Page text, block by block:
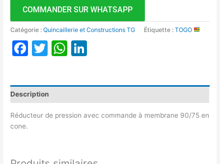
COMMANDER SUR WHATSAPP
Catégorie :Quincaillerie et Constructions TG Étiquette :TOGO
Facebook
TwitterWhatsApp
Description
Réducteur de pression avec commande à membrane 90/75 en
cone.